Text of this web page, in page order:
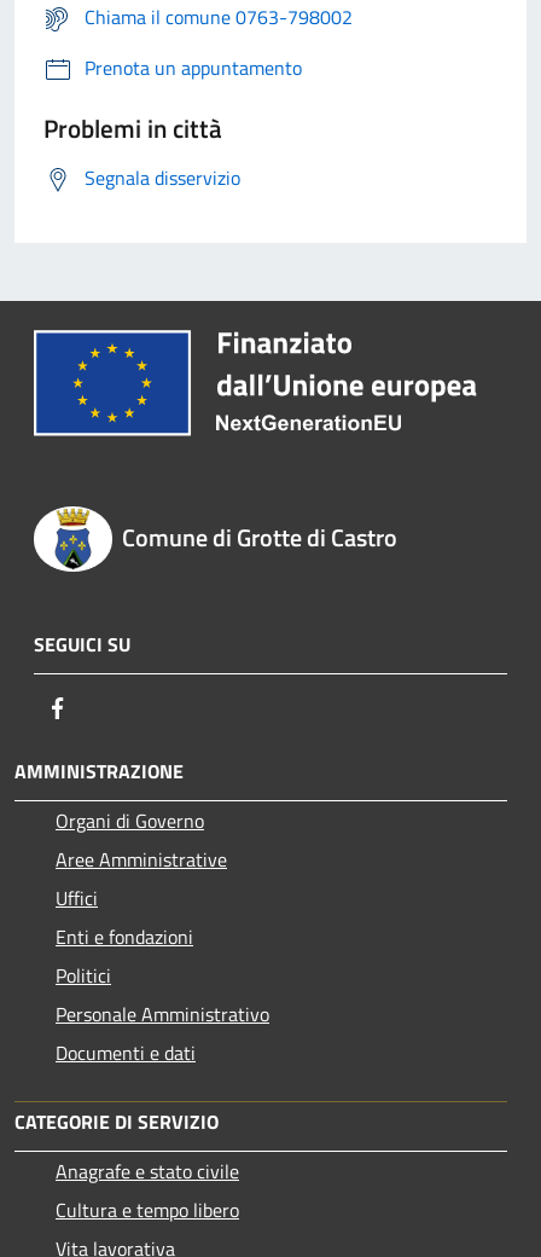
Chiama il comune 0763-798002
Prenota un appuntamento
Problemi in città
Segnala disservizio
Comune di Grotte di Castro
SEGUICI SU
AMMINISTRAZIONE
Organi di Governo
Aree Amministrative
Uffici
Enti e fondazioni
Politici
Personale Amministrativo
Documenti e dati
CATEGORIE DI SERVIZIO
Anagrafe e stato civile
Cultura e tempo libero
Vita lavorativa